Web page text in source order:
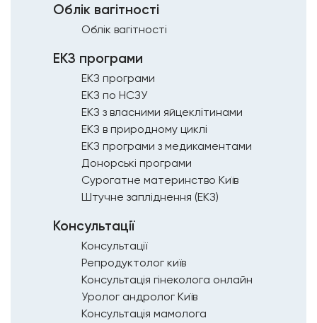
Облік вагітності
Облік вагітності
ЕКЗ програми
ЕКЗ програми
ЕКЗ по НСЗУ
ЕКЗ з власними яйцеклітинами
ЕКЗ в природному циклі
ЕКЗ програми з медикаментами
Донорські програми
Сурогатне материнство Київ
Штучне запліднення (ЕКЗ)
Консультації
Консультації
Репродуктолог київ
Консультація гінеколога онлайн
Уролог андролог Київ
Консультація мамолога